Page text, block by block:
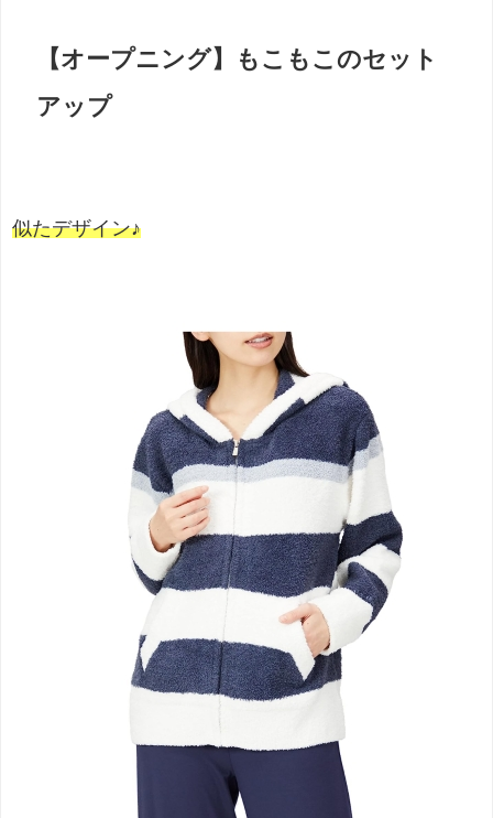
【オープニング】もこもこのセット
アップ
似たデザイン♪